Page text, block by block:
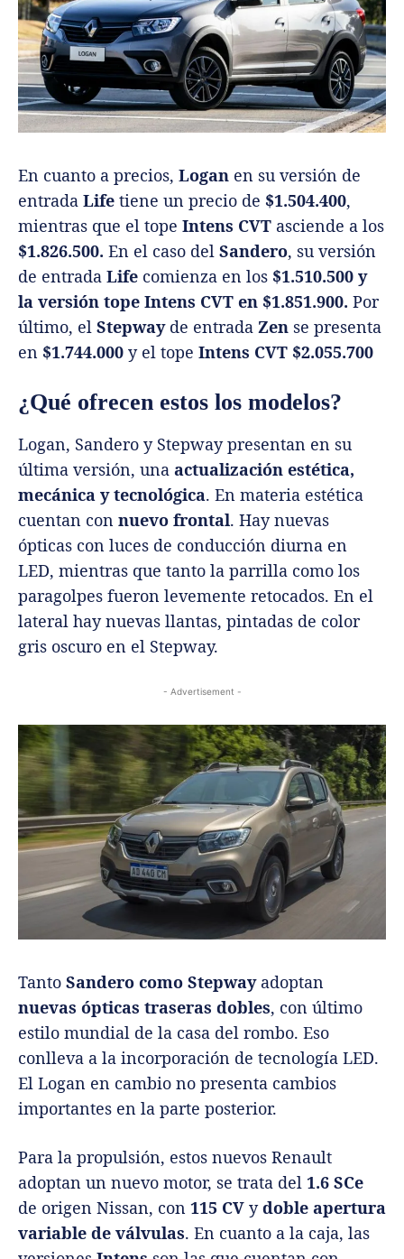
En cuanto a precios, Logan en su versión de
entrada Life tiene un precio de $1.504.400,
mientras que el tope Intens CVT asciende a los
$1.826.500. En el caso del Sandero, su versión
de entrada Life comienza en los $1.510.500 y
la versión tope Intens CVT en $1.851.900. Por
último, el Stepwayde entrada Zen se presenta
en $1.744.000 y el tope Intens CVT $2.055.700
¿Qué ofrecen estos los modelos?
Logan, Sandero y Stepway presentan en su
última versión, una actualización estética,
mecánica y tecnológica. En materia estética
cuentan con nuevo frontal. Hay nuevas
ópticas con luces de conducción diurna en
LED, mientras que tanto la parrilla como los
paragolpes fueron levemente retocados. En el
lateral hay nuevas llantas, pintadas de color
gris oscuro en el Stepway.
- Advertisement -
Tanto Sandero como Stepwayadoptan
nuevas ópticas traseras dobles, con último
estilo mundial de la casa del rombo. Eso
conlleva a la incorporación de tecnología LED.
El Logan en cambio no presenta cambios
importantes en la parte posterior.
Para la propulsión, estos nuevos Renault
adoptan un nuevo motor, se trata del 1.6 SCe
de origen Nissan, con 115 CV ydoble apertura
variable de válvulas. En cuanto a la caja, las